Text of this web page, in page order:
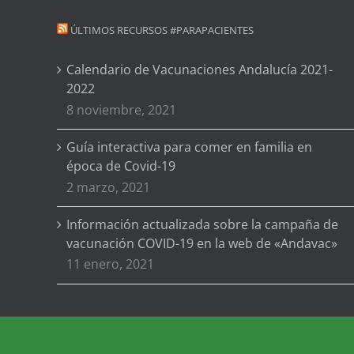
ÚLTIMOS RECURSOS #PARAPACIENTES
Calendario de Vacunaciones Andalucía 2021-
2022
8 noviembre, 2021
Guía interactiva para comer en familia en
época de Covid-19
2 marzo, 2021
Información actualizada sobre la campaña de
vacunación COVID-19 en la web de «Andavac»
11 enero, 2021